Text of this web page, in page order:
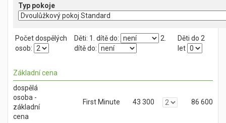
Typ pokoje
Počet dospělých
osob:
Děti: 1. dítě do:
2.
dítě do:
Děti do 2
let
Základní cena
dospělá
osoba -
základní
cena
First Minute 43 300 86 600